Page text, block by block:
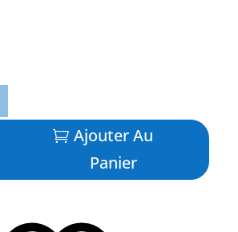
Ajouter Au
Panier